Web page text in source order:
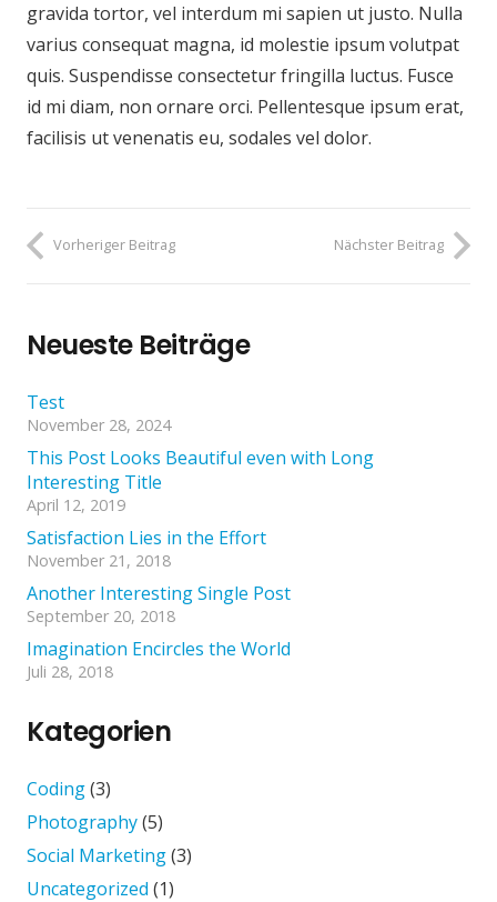
gravida tortor, vel interdum mi sapien ut justo. Nulla
varius consequat magna, id molestie ipsum volutpat
quis. Suspendisse consectetur fringilla luctus. Fusce
id mi diam, non ornare orci. Pellentesque ipsum erat,
facilisis ut venenatis eu, sodales vel dolor.
Vorheriger Beitrag Nächster Beitrag
Neueste Beiträge
Test
November 28, 2024
This Post Looks Beautiful even with Long
Interesting Title
April 12, 2019
Satisfaction Lies in the Effort
November 21, 2018
Another Interesting Single Post
September 20, 2018
Imagination Encircles the World
Juli 28, 2018
Kategorien
Coding(3)
Photography(5)
Social Marketing(3)
Uncategorized (1)